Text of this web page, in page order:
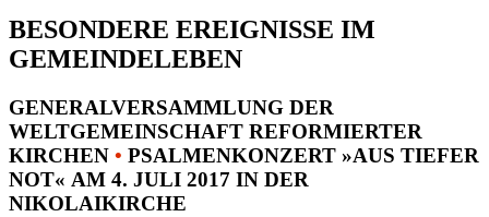
BESONDERE EREIGNISSE IM
GEMEINDELEBEN
GENERALVERSAMMLUNG DER
WELTGEMEINSCHAFT REFORMIERTER
KIRCHEN • PSALMENKONZERT »AUS TIEFER
NOT« AM 4. JULI 2017 IN DER
NIKOLAIKIRCHE